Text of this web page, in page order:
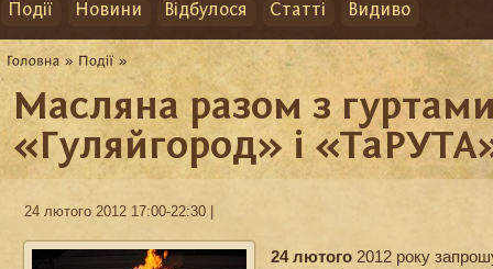
Події Новини Відбулося Статті Видиво
Масляна разом з
«Гуляйгород» і
24 лютого 2012 17:00-22:30 |
24 лютого 2012 року